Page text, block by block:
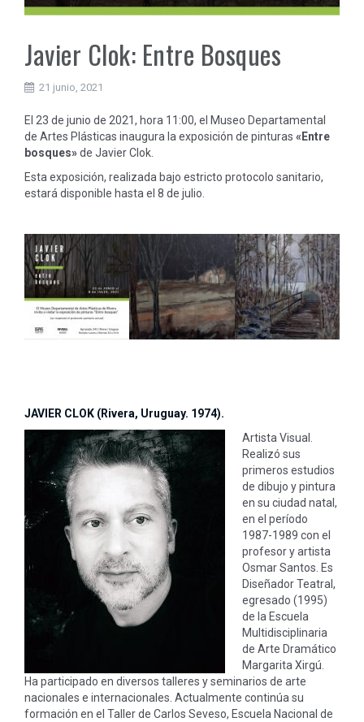
Javier Clok: Entre Bosques
21 junio, 2021
El 23 de junio de 2021, hora 11:00, el Museo Departamental
de Artes Plásticas inaugura la exposición de pinturas «Entre
bosques»de Javier Clok.
Esta exposición, realizada bajo estricto protocolo sanitario,
estará disponible hasta el 8 de julio.
JAVIER CLOK (Rivera, Uruguay. 1974).
Artista Visual.
Realizó sus
primeros estudios
de dibujo y pintura
en su ciudad natal,
en el período
1987-1989 con el
profesor y artista
Osmar Santos. Es
Diseñador Teatral,
egresado (1995)
de la Escuela
Multidisciplinaria
de Arte Dramático
Margarita Xirgú.
Ha participado en diversos talleres y seminarios de arte
nacionales e internacionales. Actualmente continúa su
formación en el Taller de Carlos Seveso, Escuela Nacional de